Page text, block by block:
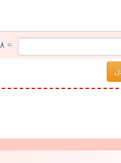
= ۸ بعلاوه ۲